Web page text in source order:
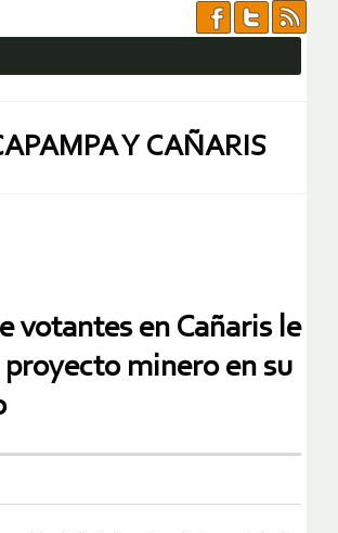
Y CAÑARIS
votantes en Cañaris le
minero en su